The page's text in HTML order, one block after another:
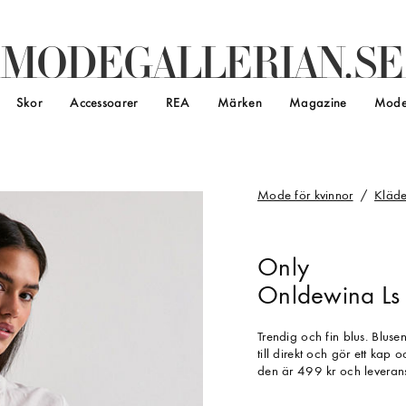
MODEGALLERIAN.SE
Skor Accessoarer REA Märken Magazine
Mode för kvinnor
Only
Onldewina
Trendig och fin blus.
till direkt och gör ett kap
den är 499 kr och